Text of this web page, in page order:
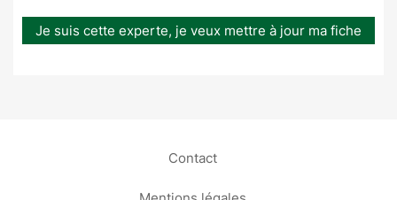
Je suis cette experte, je veux mettre à jour ma fiche
Contact